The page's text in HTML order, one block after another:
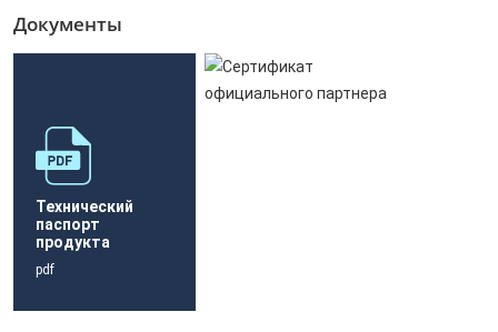
Документы
Технический
паспорт
продукта
pdf